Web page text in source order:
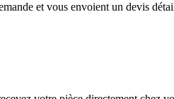
et vous envoient un devis